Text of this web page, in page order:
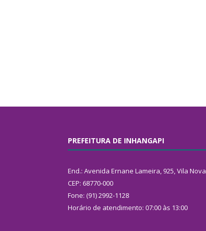
PREFEITURA DE INHANGAPI
End.: Avenida Ernane Lameira, 925, Vila Nova
CEP: 68770-000
Fone: (91) 2992-1128
Horário de atendimento: 07:00 às 13:00